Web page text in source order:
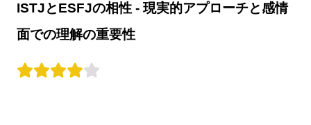
ISTJとESFJの相性 - 現実的アプローチと感情
面での理解の重要性